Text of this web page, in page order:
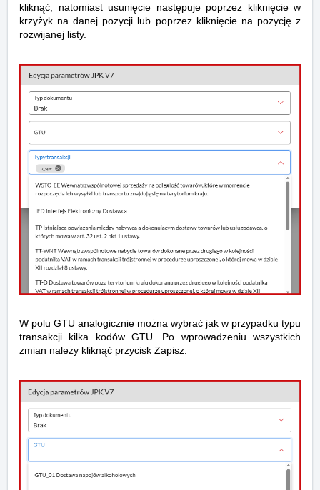
kliknąć, natomiast usunięcie następuje poprzez kliknięcie w
krzyżyk na danej pozycji lub poprzez kliknięcie na pozycję z
rozwijanej listy.
W polu GTU analogicznie można wybrać jak w przypadku typu
transakcji kilka kodów GTU. Po wprowadzeniu wszystkich
zmian należy kliknąć przycisk Zapisz.